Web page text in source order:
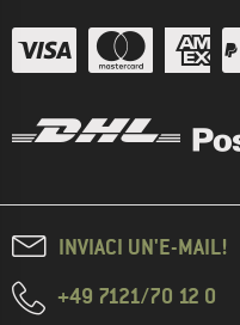
INVIACI UN'E-MAIL!
+49 7121/70 12 0